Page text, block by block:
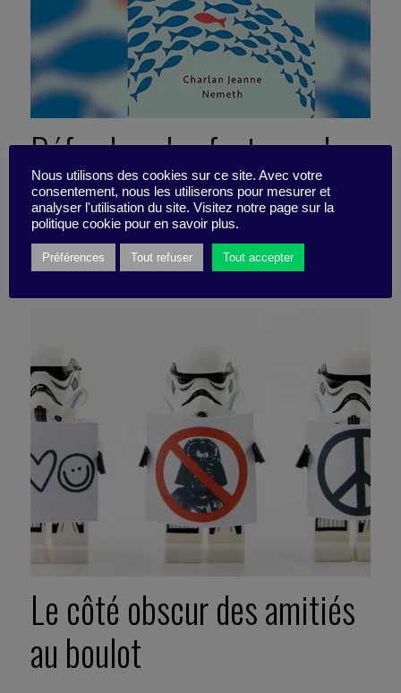
Défendons les fauteurs de
trouble !
8 juin 2018
Pépite -5 minutes
Le côté obscur des amitiés
au boulot
Nous utilisons des cookies sur ce site. Avec votre
consentement, nous les utiliserons pour mesurer et
analyser l'utilisation du site. Visitez notre page sur la
politique cookie pour en savoir plus.
Préférences Tout refuser Tout accepter